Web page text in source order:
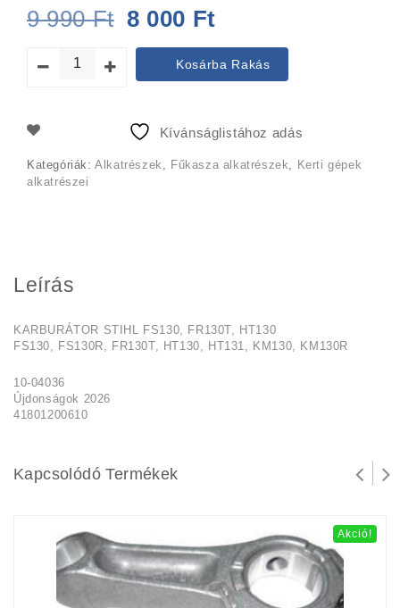
9 990Ft Original
price
was:
9
8 000 Ft
price
is:
Kosárba Rakás
Kívánságlistához adás
Kategóriák:Alkatrészek Fűkasza alkatrészek
Kerti gépek
alkatrészei
Leírás
KARBURÁTOR STIHL FS130, FR130T, HT130
FS130, FS130R, FR130T, HT130, HT131, KM130, KM130R
10-04036
Újdonságok 2026
41801200610
Kapcsolódó Termékek
Akció!